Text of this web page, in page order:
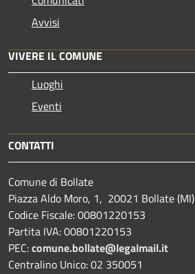
Avvisi
VIVERE IL COMUNE
Luoghi
Eventi
CONTATTI
Comune di Bollate
Piazza Aldo Moro, 1, 20021 Bollate (MI)
Codice Fiscale: 00801220153
Partita IVA: 00801220153
PEC:comune.bollate@legalmail.it
Centralino Unico: 02 350051